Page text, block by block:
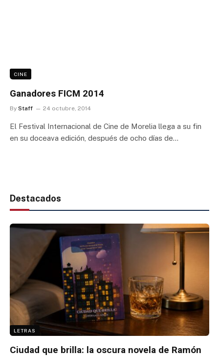
CINE
Ganadores FICM 2014
By Staff 24 octubre, 2014
El Festival Internacional de Cine de Morelia llega a su fin
en su doceava edición, después de ocho días de…
Destacados
LETRAS
Ciudad que brilla: la oscura novela de Ramón